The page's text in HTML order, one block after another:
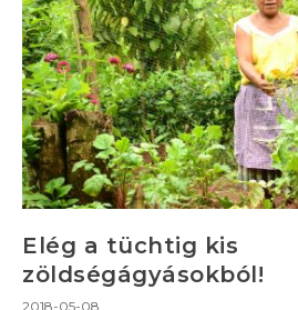
Elég a tüchtig kis
zöldségágyásokból!
2018-05-08